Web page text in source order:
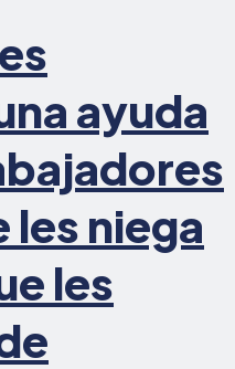
ayuda
les niega
les